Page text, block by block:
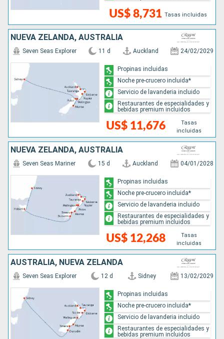
US$ 8,731 Tasas incluidas
NUEVA ZELANDA, AUSTRALIA
Seven Seas Explorer 11 d Auckland 24/02/2029
US$ 11,676
Tasas
incluidas
Propinas incluidas
Noche pre-crucero incluida*
Servicio de lavanderia incluido
Restaurantes de especialidades y
bebidas premium incluidos
NUEVA ZELANDA, AUSTRALIA
Seven Seas Mariner 15 d Auckland 04/01/2028
US$ 12,268
Tasas
incluidas
Propinas incluidas
Noche pre-crucero incluida*
Servicio de lavanderia incluido
Restaurantes de especialidades y
bebidas premium incluidos
AUSTRALIA, NUEVA ZELANDA
Seven Seas Explorer 12 d Sidney 13/02/2029
Propinas incluidas
Noche pre-crucero incluida*
Servicio de lavanderia incluido
Restaurantes de especialidades y
bebidas premium incluidos